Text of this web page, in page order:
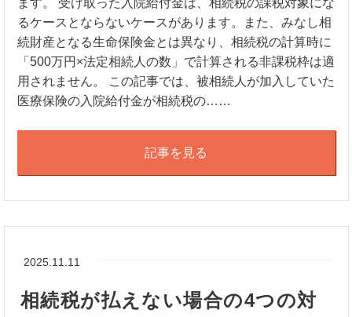
るケースとならないケースがあります。また、みなし相
続財産となる生命保険金とは異なり、相続税の計算時に
「500万円×法定相続人の数」で計算される非課税枠は適
用されません。 この記事では、被相続人が加入していた
医療保険の入院給付金が相続税の……
記事を見る
2025.11.11
相続税が払えない場合の4つの対